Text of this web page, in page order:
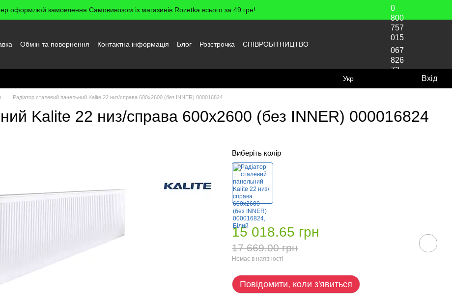
оформлюй замовлення Самовивозом із магазинів Rozetka всього за 49 грн!
Обмін та повернення Контактна інформація Блог Розстрочка
СПІВРОБІТНИЦТВО
0
800
757
015
067
826
72
Укр Вхід
Радіатор сталевий панельний Kalite 22 низ/справа 600x2600 (без INNER) 000016824
Kalite 22 низ/справа 600x2600 (без INNER) 000016824
Виберіть колір
15 018.65 грн
17 669.00 грн
Немає в наявності
Повідомити, коли з'явиться